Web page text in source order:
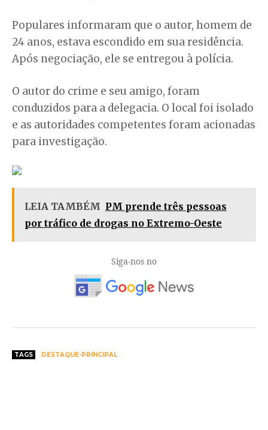
Populares informaram que o autor, homem de
24 anos, estava escondido em sua residência.
Após negociação, ele se entregou à polícia.
O autor do crime e seu amigo, foram
conduzidos para a delegacia. O local foi isolado
e as autoridades competentes foram acionadas
para investigação.
LEIA TAMBÉM PM prende três pessoas
por tráfico de drogas no Extremo-Oeste
Siga-nos no
TAGS DESTAQUE-PRINCIPAL